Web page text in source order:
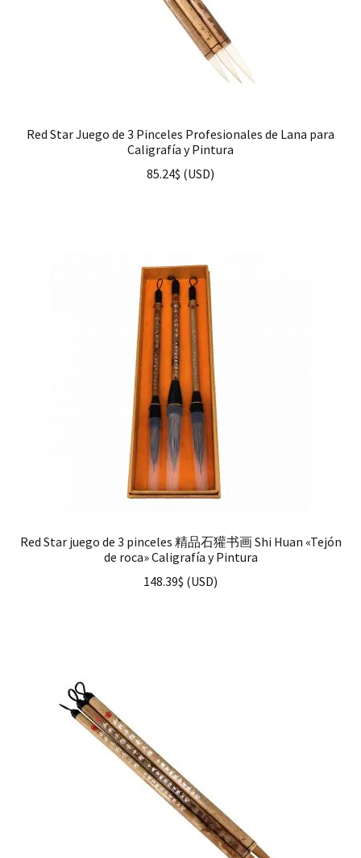
Red Star Juego de 3 Pinceles Profesionales de Lana para
Caligrafía y Pintura
85.24$ (USD)
Red Star juego de 3 pinceles 精品石獾书画 Shi Huan «Tejón
de roca» Caligrafía y Pintura
148.39$ (USD)